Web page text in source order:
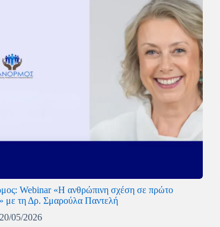
Webinar «Η ανθρώπινη σχέση σε πρώτο
με τη Δρ. Σμαρούλα Παντελή
20/05/2026